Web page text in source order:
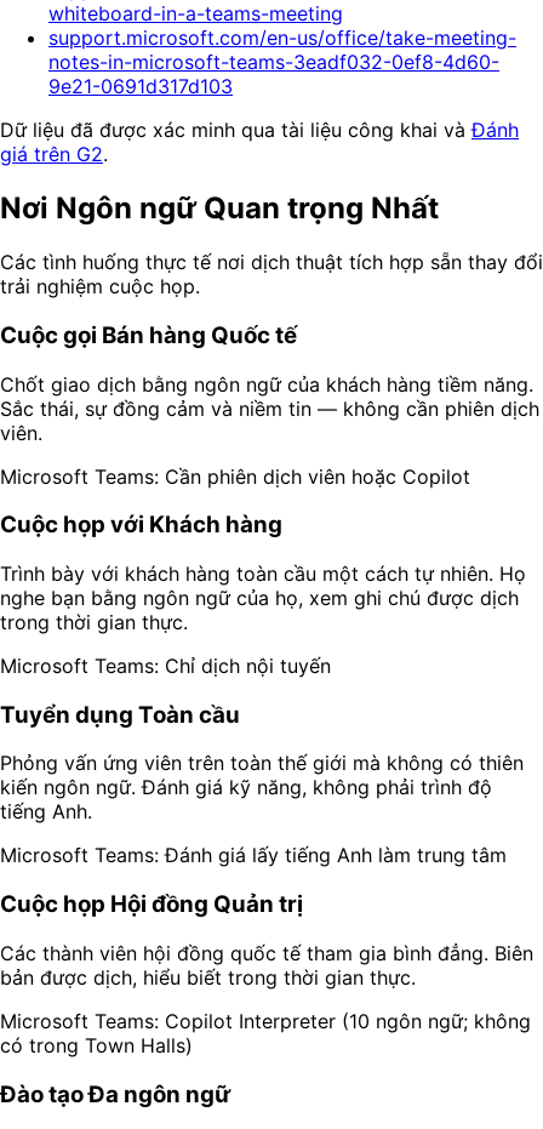
whiteboard-in-a-teams-meeting
support.microsoft.com/en-us/office/take-meeting-
notes-in-microsoft-teams-3eadf032-0ef8-4d60-
9e21-0691d317d103
Dữ liệu đã được xác minh qua tài liệu công khai vàĐánh
giá trên G2.
Nơi Ngôn ngữ Quan trọng Nhất
Các tình huống thực tế nơi dịch thuật tích hợp sẵn thay đổi
trải nghiệm cuộc họp.
Cuộc gọi Bán hàng Quốc tế
Chốt giao dịch bằng ngôn ngữ của khách hàng tiềm năng.
Sắc thái, sự đồng cảm và niềm tin — không cần phiên dịch
viên.
Microsoft Teams: Cần phiên dịch viên hoặc Copilot
Cuộc họp với Khách hàng
Trình bày với khách hàng toàn cầu một cách tự nhiên. Họ
nghe bạn bằng ngôn ngữ của họ, xem ghi chú được dịch
trong thời gian thực.
Microsoft Teams: Chỉ dịch nội tuyến
Tuyển dụng Toàn cầu
Phỏng vấn ứng viên trên toàn thế giới mà không có thiên
kiến ngôn ngữ. Đánh giá kỹ năng, không phải trình độ
tiếng Anh.
Microsoft Teams: Đánh giá lấy tiếng Anh làm trung tâm
Cuộc họp Hội đồng Quản trị
Các thành viên hội đồng quốc tế tham gia bình đẳng. Biên
bản được dịch, hiểu biết trong thời gian thực.
Microsoft Teams: Copilot Interpreter (10 ngôn ngữ; không
có trong Town Halls)
Đào tạo Đa ngôn ngữ